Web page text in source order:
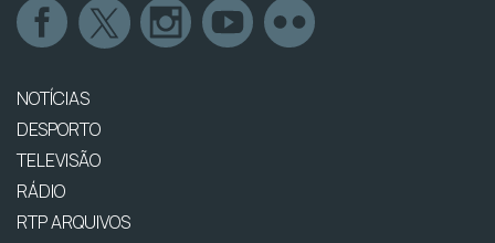
NOTÍCIAS
DESPORTO
TELEVISÃO
RÁDIO
RTP ARQUIVOS